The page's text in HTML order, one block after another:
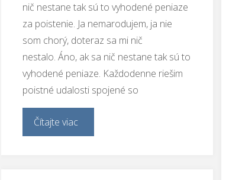
nič nestane tak sú to vyhodené peniaze
za poistenie. Ja nemarodujem, ja nie
som chorý, doteraz sa mi nič
nestalo. Áno, ak sa nič nestane tak sú to
vyhodené peniaze. Každodenne riešim
poistné udalosti spojené so
Čítajte viac